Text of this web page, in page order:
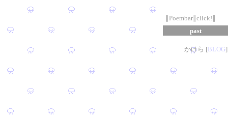
∥Poembar∥click!∥
past
かけら [BLOG